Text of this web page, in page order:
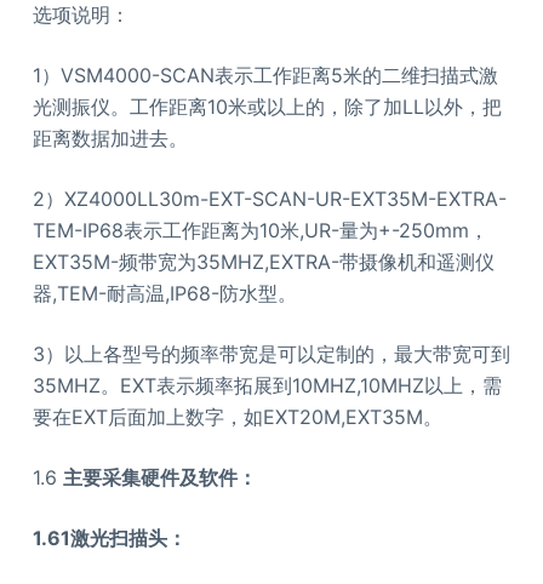
选项说明：
1）VSM4000-SCAN表示工作距离5米的二维扫描式激
光测振仪。工作距离10米或以上的，除了加LL以外，把
距离数据加进去。
2）XZ4000LL30m-EXT-SCAN-UR-EXT35M-EXTRA-
TEM-IP68表示工作距离为10米,UR-量为+-250mm，
EXT35M-频带宽为35MHZ,EXTRA-带摄像机和遥测仪
器,TEM-耐高温,IP68-防水型。
3）以上各型号的频率带宽是可以定制的，最大带宽可到
35MHZ。EXT表示频率拓展到10MHZ,10MHZ以上，需
要在EXT后面加上数字，如EXT20M,EXT35M。
1.6 主要采集硬件及软件：
1.61激光扫描头：